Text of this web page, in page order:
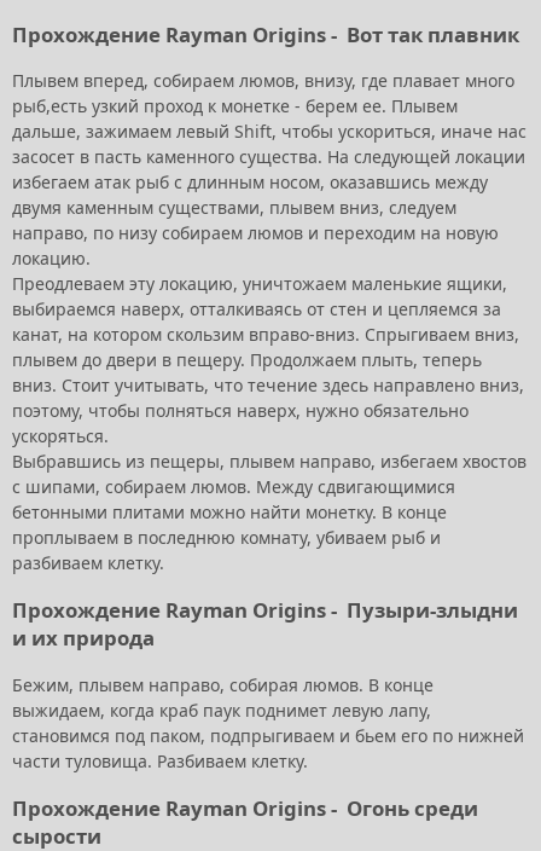
Прохождение Rayman Origins - Вот так плавник
Плывем вперед, собираем люмов, внизу, где плавает много
рыб,есть узкий проход к монетке - берем ее. Плывем
дальше, зажимаем левый Shift, чтобы ускориться, иначе нас
засосет в пасть каменного существа. На следующей локации
избегаем атак рыб с длинным носом, оказавшись между
двумя каменным существами, плывем вниз, следуем
направо, по низу собираем люмов и переходим на новую
локацию.
Преодлеваем эту локацию, уничтожаем маленькие ящики,
выбираемся наверх, отталкиваясь от стен и цепляемся за
канат, на котором скользим вправо-вниз. Спрыгиваем вниз,
плывем до двери в пещеру. Продолжаем плыть, теперь
вниз. Стоит учитывать, что течение здесь направлено вниз,
поэтому, чтобы полняться наверх, нужно обязательно
ускоряться.
Выбравшись из пещеры, плывем направо, избегаем хвостов
с шипами, собираем люмов. Между сдвигающимися
бетонными плитами можно найти монетку. В конце
проплываем в последнюю комнату, убиваем рыб и
разбиваем клетку.
Прохождение Rayman Origins - Пузыри-злыдни
и их природа
Бежим, плывем направо, собирая люмов. В конце
выжидаем, когда краб паук поднимет левую лапу,
становимся под паком, подпрыгиваем и бьем его по нижней
части туловища. Разбиваем клетку.
Прохождение Rayman Origins - Огонь среди
сырости